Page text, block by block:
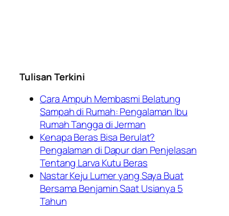
Tulisan Terkini
Cara Ampuh Membasmi Belatung
Sampah di Rumah: Pengalaman Ibu
Rumah Tangga di Jerman
Kenapa Beras Bisa Berulat?
Pengalaman di Dapur dan Penjelasan
Tentang Larva Kutu Beras
Nastar Keju Lumer yang Saya Buat
Bersama Benjamin Saat Usianya 5
Tahun